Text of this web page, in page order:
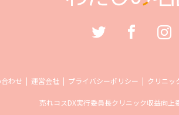
わせ 運営会社 プライバシーポリシー クリニッ
売れコスDX実行委員長クリニック収益向上